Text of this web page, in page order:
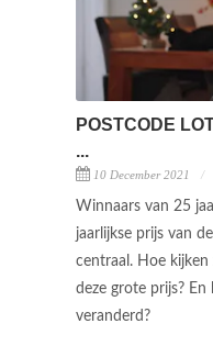
POSTCODE
...
10 December 2021
Winnaars van 25
jaarlijkse prijs van
centraal. Hoe
deze grote prijs?
veranderd?